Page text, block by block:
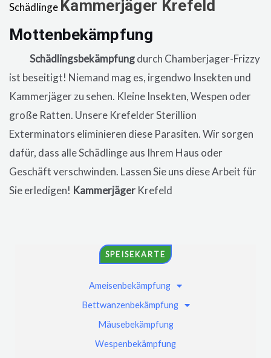
SPEISEKARTE
Ameisenbekämpfung
Bettwanzenbekämpfung
Mäusebekämpfung
Wespenbekämpfung
Schädlinge Kammerjäger Krefeld
Mottenbekämpfung
Schädlingsbekämpfungdurch Chamberjager-Frizzy
ist beseitigt! Niemand mag es, irgendwo Insekten und
Kammerjäger zu sehen. Kleine Insekten, Wespen oder
große Ratten. Unsere KrefelderSterillion
Exterminators eliminieren diese Parasiten. Wir sorgen
dafür, dass alle Schädlinge aus Ihrem Haus oder
Geschäft verschwinden. Lassen Sie uns diese Arbeit für
Sie erledigen! Kammerjäger Krefeld